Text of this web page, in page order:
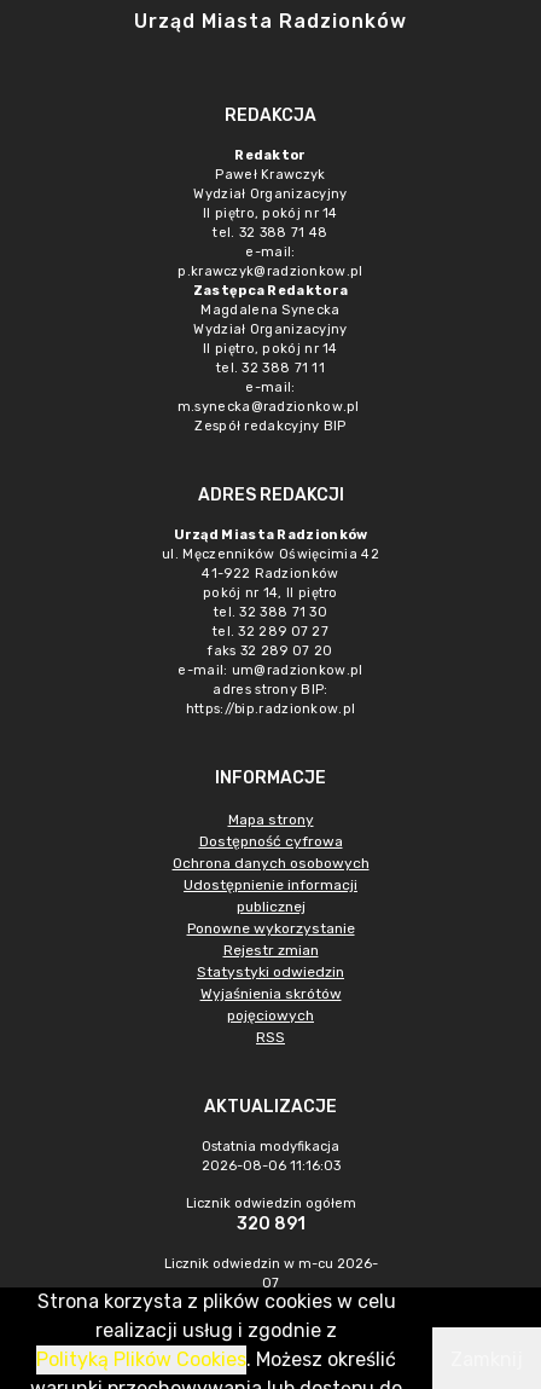
Urząd Miasta Radzionków
REDAKCJA
Redaktor
Paweł Krawczyk
Wydział Organizacyjny
II piętro, pokój nr 14
tel. 32 388 71 48
e-mail:
p.krawczyk@radzionkow.pl
Zastępca Redaktora
Magdalena Synecka
Wydział Organizacyjny
II piętro, pokój nr 14
tel. 32 388 71 11
e-mail:
m.synecka@radzionkow.pl
Zespół redakcyjny BIP
ADRES REDAKCJI
Urząd Miasta Radzionków
ul. Męczenników Oświęcimia 42
41-922 Radzionków
pokój nr 14, II piętro
tel. 32 388 71 30
tel. 32 289 07 27
faks 32 289 07 20
e-mail: um@radzionkow.pl
adres strony BIP:
https://bip.radzionkow.pl
INFORMACJE
Mapa strony
Dostępność cyfrowa
Ochrona danych osobowych
Udostępnienie informacji
publicznej
Ponowne wykorzystanie
Rejestr zmian
Statystyki odwiedzin
Wyjaśnienia skrótów
pojęciowych
RSS
AKTUALIZACJE
Ostatnia modyfikacja
2026-08-06 11:16:03
Licznik odwiedzin ogółem
320 891
Licznik odwiedzin w m-cu 2026-
07
950
CMS & Hosting: Nefeni Sp. z o.o.
Strona korzysta z plików cookies w celu
realizacji usług i zgodnie z
Polityką Plików Cookies. Możesz określić